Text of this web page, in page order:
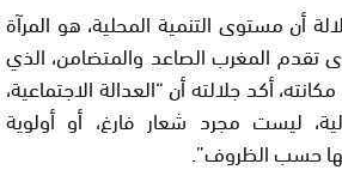
أن مستوى التنمية المحلية، هو المرآة
المغرب الصاعد والمتضامن، الذي
أكد جلالته أن “العدالة الاجتماعية،
ليست مجرد شعار فارغ، أو أولوية
حسب الظروف”.